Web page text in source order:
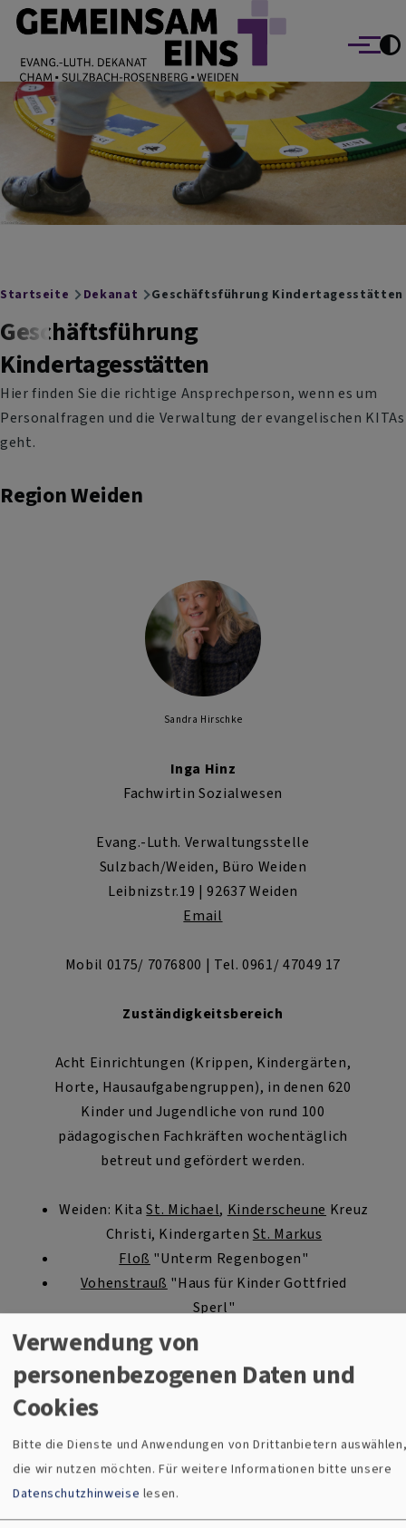
Direkt zum Inhalt
EVANG.-LUTH. DEKANAT GEMEINSAM EINS
Cham Sulzbach-Rosenberg Weiden
Menü
Breadcrumb
Startseite Dekanat Geschäftsführung Kindertagesstätten
Geschäftsführung
Kindertagesstätten
Hier finden Sie die richtige Ansprechperson, wenn es um
Personalfragen und die Verwaltung der evangelischen KITAs
geht.
Region Weiden
Sandra Hirschke
Inga Hinz
Fachwirtin Sozialwesen
Evang.-Luth. Verwaltungsstelle
Sulzbach/Weiden, Büro Weiden
Leibnizstr.19 | 92637 Weiden
Email
Mobil 0175/ 7076800 | Tel. 0961/ 47049 17
Zuständigkeitsbereich
Acht Einrichtungen (Krippen, Kindergärten,
Horte, Hausaufgabengruppen), in denen 620
Kinder und Jugendliche von rund 100
pädagogischen Fachkräften wochentäglich
betreut und gefördert werden.
Weiden: KitaSt. Michael, Kinderscheune Kreuz
Christi, Kindergarten St. Markus
Floß "Unterm Regenbogen"
Vohenstrauß "Haus für Kinder Gottfried
Sperl"
Grafenwöhr
Erbendorf"Regenbogen"
TirschenreuthEvangelischer Kindergarten
Region Sulzbach-Rosenberg
Verwendung von
personenbezogenen Daten und
Cookies
Bitte die Dienste und Anwendungen von Drittanbietern
die wir nutzen möchten.Für weitere Informationen bitte unsere
Datenschutzhinweise lesen.